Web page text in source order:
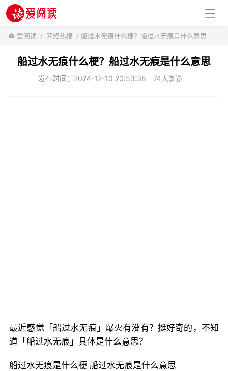
百科知识
爱阅读 / 网络热梗 / 船过水无痕什么梗？船过水无痕是什么意思
船过水无痕什么梗？船过水无痕是什么意思
发布时间：2024-12-10 20:53:38 74人浏览
最近感觉「船过水无痕」爆火有没有？挺好奇的，不知
道「船过水无痕」具体是什么意思？
船过水无痕是什么梗 船过水无痕是什么意思